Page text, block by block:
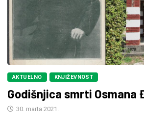
AKTUELNO KNJIŽEVNOST
Godišnjica smrti Osmana
30. marta 2021.